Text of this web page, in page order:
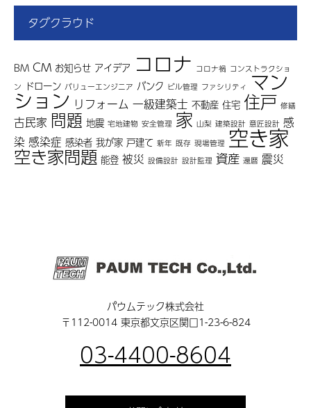
タグクラウド
BM CM お知らせ アイデア コロナ コロナ禍 コンストラクショ
ン ドローン バリューエンジニア バンク ビル管理 ファシリティ マン
ション リフォーム 一級建築士 不動産 住宅 住戸 修繕
古民家 問題 地震 宅地建物 安全管理 家 山梨 建築設計 意匠設計 感
染 感染症 感染者 我が家 戸建て 新年 既存 現場管理 空き家
空き家問題 能登 被災 設備設計 設計監理 資産 還暦 震災
パウムテック株式会社
〒112-0014 東京都文京区関口1-23-6-824
03-4400-8604